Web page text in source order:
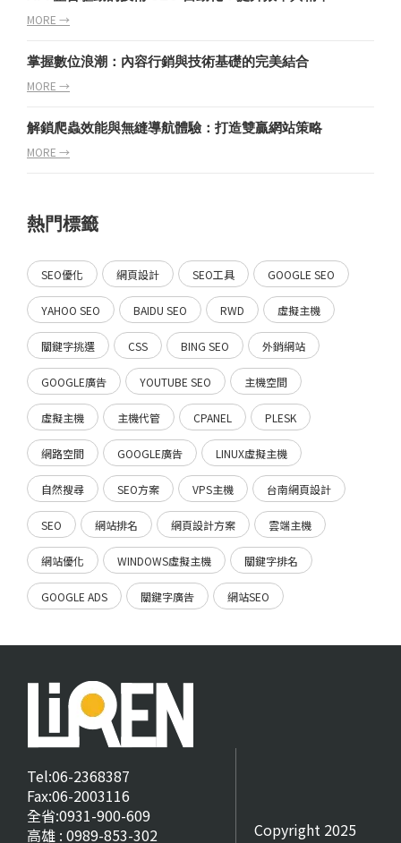
MORE →
掌握數位浪潮：內容行銷與技術基礎的完美結合
MORE →
解鎖爬蟲效能與無縫導航體驗：打造雙贏網站策略
MORE →
熱門標籤
SEO優化 網頁設計 SEO工具 GOOGLE SEO
YAHOO SEO BAIDU SEO RWD 虛擬主機
關鍵字挑選 CSS BING SEO 外銷網站
GOOGLE廣告 YOUTUBE SEO 主機空間
虛擬主機 主機代管 CPANEL PLESK
網路空間 GOOGLE廣告 LINUX虛擬主機
自然搜尋 SEO方案 VPS主機 台南網頁設計
SEO 網站排名 網頁設計方案 雲端主機
網站優化 WINDOWS虛擬主機 關鍵字排名
GOOGLE ADS 關鍵字廣告 網站SEO
Tel:06-2368387
Fax:06-2003116
全省:0931-900-609
高雄 : 0989-853-302
Copyright 2025